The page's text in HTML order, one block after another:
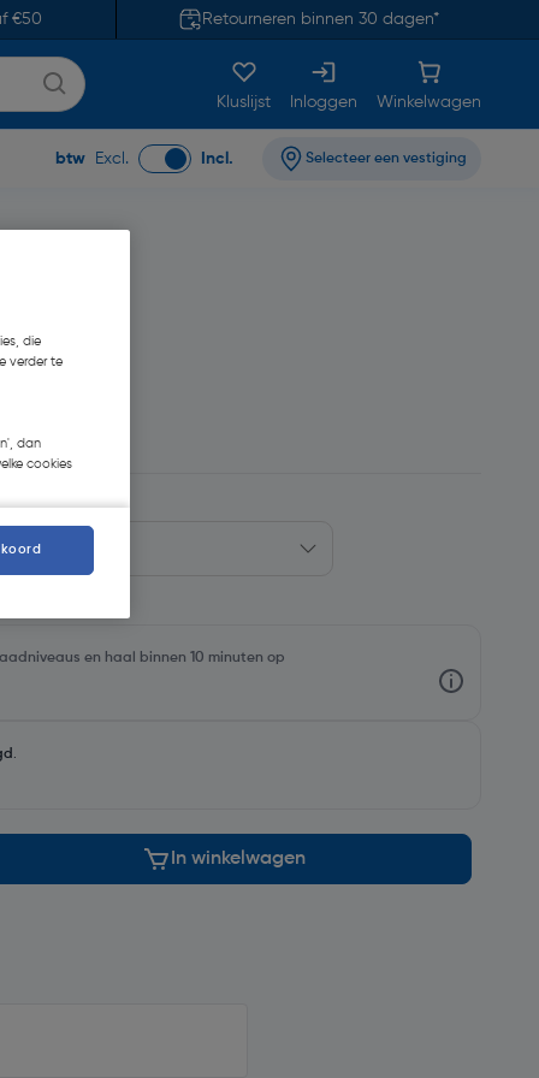
€50 Retourneren binnen 30 dagen*
Kluslijst Inloggen Winkelwagen
btw Excl. Incl. Selecteer een vestiging
en haal binnen 10 minuten op
.
In winkelwagen
die
verder te
dan
cookies